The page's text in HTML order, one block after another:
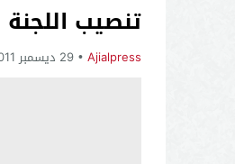
تنصيب
Ajialpress 29 ديسمبر 2011